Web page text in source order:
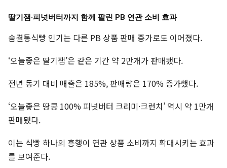
딸기잼·피넛버터까지 함께 팔린 PB 연관 소비 효과
숨결통식빵 인기는 다른 PB 상품 판매 증가로도 이어졌다.
‘오늘좋은 딸기잼’은 같은 기간 약 2만개가 판매됐다.
전년 동기 대비 매출은 185%, 판매량은 170% 증가했다.
‘오늘좋은 땅콩 100% 피넛버터 크리미·크런치’ 역시 약 1만개
판매됐다.
이는 식빵 하나의 흥행이 연관 상품 소비까지 확대시키는 효과
를 보여준다.